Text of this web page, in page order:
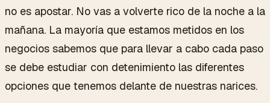
no es apostar. No vas a volverte rico de la noche a la
mañana. La mayoría que estamos metidos en los
negocios sabemos que para llevar a cabo cada paso
se debe estudiar con detenimiento las diferentes
opciones que tenemos delante de nuestras narices.